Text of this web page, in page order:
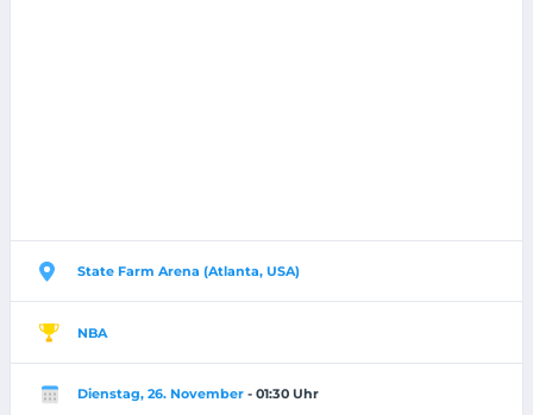
State Farm Arena (Atlanta, USA)
NBA
Dienstag, 26. November - 01:30 Uhr